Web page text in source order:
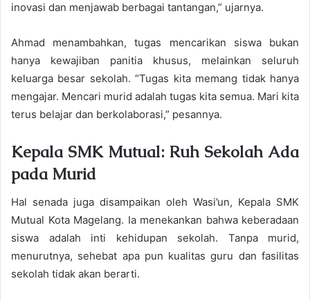
inovasi dan menjawab berbagai tantangan,” ujarnya.
Ahmad menambahkan, tugas mencarikan siswa bukan
hanya kewajiban panitia khusus, melainkan seluruh
keluarga besar sekolah. “Tugas kita memang tidak hanya
mengajar. Mencari murid adalah tugas kita semua. Mari kita
terus belajar dan berkolaborasi,” pesannya.
Kepala SMK Mutual: Ruh Sekolah Ada
pada Murid
Hal senada juga disampaikan oleh Wasi’un, Kepala SMK
Mutual Kota Magelang. Ia menekankan bahwa keberadaan
siswa adalah inti kehidupan sekolah. Tanpa murid,
menurutnya, sehebat apa pun kualitas guru dan fasilitas
sekolah tidak akan berarti.